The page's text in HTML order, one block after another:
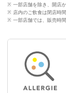
一部店舗を除き、開店
店内のご飲食は閉店時
一部店舗では、販売時